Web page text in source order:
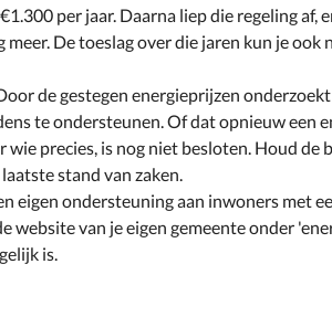
per jaar. Daarna liep die regeling af,
De toeslag over die jaren kun je ook
de gestegen energieprijzen
te ondersteunen. Of dat opnieuw een
precies, is nog niet besloten. Houd de
stand van zaken.
eigen ondersteuning aan inwoners met
website van je eigen gemeente onder
is.